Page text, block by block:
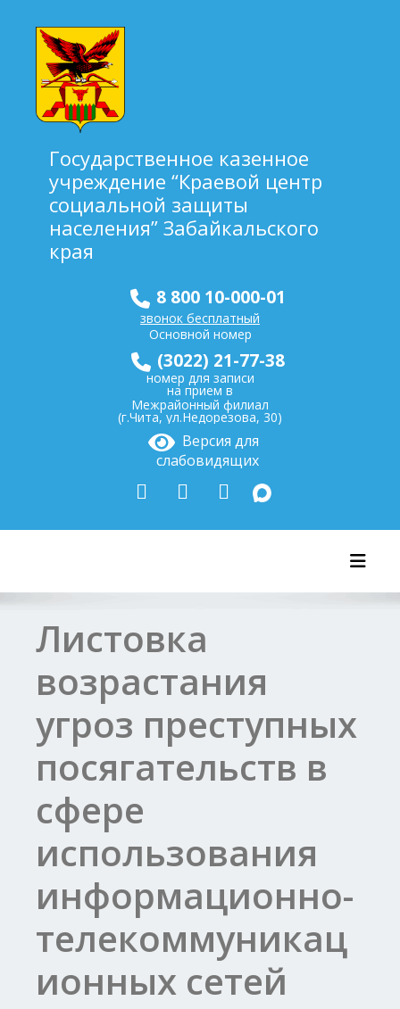
Государственное казенное
учреждение “Краевой центр
социальной защиты
населения” Забайкальского
края
8 800 10-000-01
звонок бесплатный
Основной номер
(3022) 21-77-38
номер для записи
на прием в
Межрайонный филиал
(г.Чита, ул.Недорезова, 30)
Версия для
слабовидящих
Листовка
возрастания
угроз преступных
посягательств в
сфере
использования
информационно-
телекоммуникац
ионных сетей